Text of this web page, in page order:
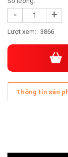
- +
Lượt xem: 3866
Thông tin sản